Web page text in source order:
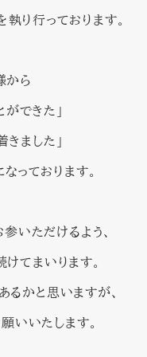
り行っております。
から
ができた」
きました」
っております。
いただけるよう、
てまいります。
かと思いますが、
いいたします。